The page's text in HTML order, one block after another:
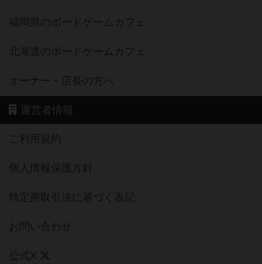
福岡県のボードゲームカフェ
北海道のボードゲームカフェ
オーナー・店長の方へ
運営者情報
ご利用規約
個人情報保護方針
特定商取引法に基づく表記
お問い合わせ
公式X